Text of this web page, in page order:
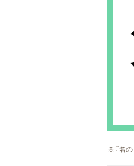
※『名の